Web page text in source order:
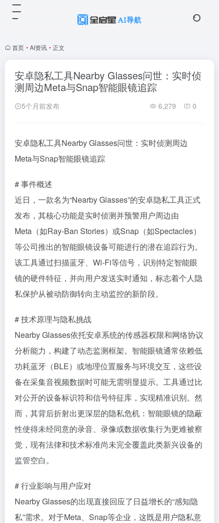
首页 • AI资讯 • 正文
安卓隐私工具Nearby Glasses问世：实时侦
测周边Meta与Snap智能眼镜追踪
5个月前发布 6,279 0
安卓隐私工具Nearby Glasses问世：实时侦测周边
Meta与Snap智能眼镜追踪
# 事件概述
近日，一款名为“Nearby Glasses”的安卓隐私工具正式
发布，其核心功能是实时侦测并预警用户周边由
Meta（如Ray-Ban Stories）或Snap（如Spectacles）
等公司推出的智能眼镜设备可能进行的潜在追踪行为。
该工具通过扫描蓝牙、Wi-Fi等信号，识别特定智能眼
镜的硬件特征，并向用户发送实时通知，标志着个人隐
私保护从被动防御转向主动监控的新阶段。
# 技术原理与隐私挑战
Nearby Glasses依托安卓系统的传感器权限和网络协议
分析能力，构建了动态监测框架。智能眼镜通常依赖低
功耗蓝牙（BLE）或地理位置服务与环境交互，这些设
备在采集音视频数据时可能无需明显提示。工具通过比
对公开的设备标识符和信号特征库，实现精准识别。然
而，其背后折射出更深层的隐私危机：智能眼镜的隐蔽
性使得未经同意的录音、录像或数据收集行为更难被察
觉，现有法律和技术标准尚未完全覆盖此类新兴设备的
监管空白。
# 行业影响与用户应对
Nearby Glasses的出现直接回应了日益增长的“感知隐
私”需求。对于Meta、Snap等企业，这既是用户隐私意